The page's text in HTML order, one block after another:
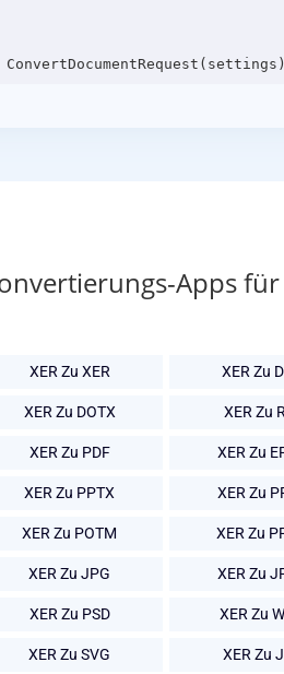
Apps
XER Zu XER XER Zu
XER Zu DOTX XER Zu
XER Zu PDF XER Zu
XER Zu PPTX XER Zu
XER Zu POTM XER Zu
XER Zu JPG XER Zu
XER Zu PSD XER Zu
XER Zu SVG XER Zu